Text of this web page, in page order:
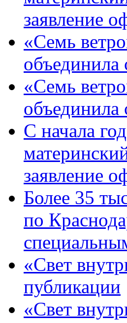
заявление
«Семь
объединила
«Семь
объединила
С начала
заявление
Более 35
по
«Свет
публикации
«Свет